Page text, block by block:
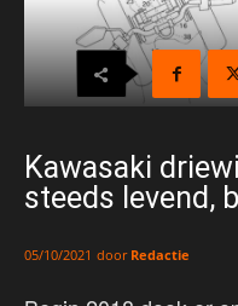
Kawasaki
steeds levend,
05/10/2021 door Redactie